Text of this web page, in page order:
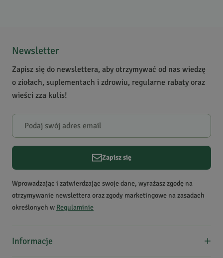
4
2
0
1
0
W naszej witrynie opinie mogą dodawać tylko osoby, które
5
Data dodania:28.02.2022
Newsletter
Zapisz się do newslettera, aby otrzymywać od nas wiedzę
o ziołach, suplementach i zdrowiu, regularne rabaty oraz
wieści zza kulis!
Zapisz się
Wprowadzając i zatwierdzając swoje dane, wyrażasz zgodę na
otrzymywanie newslettera oraz zgody marketingowe na zasadach
określonych w Regulaminie
Informacje